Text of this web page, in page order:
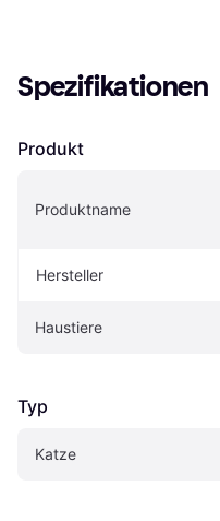
Spezifikationen
Produkt
Produktname
Hersteller
Haustiere
Typ
Katze